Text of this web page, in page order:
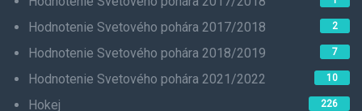
Hodnotenie Svetového pohára 2017/2018 2
Hodnotenie Svetového pohára 2018/2019 7
Hodnotenie Svetového pohára 2021/2022 10
Hokej 226